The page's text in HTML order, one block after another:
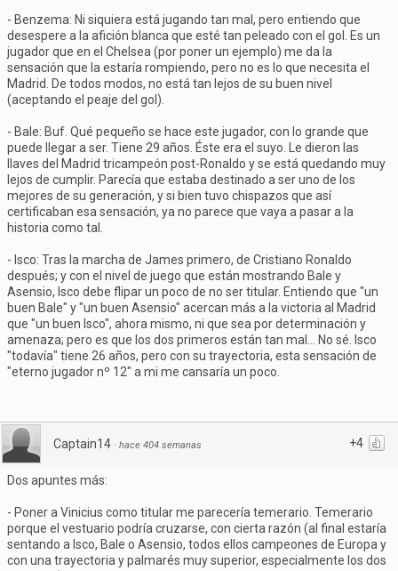
- Benzema: Ni siquiera está jugando tan mal, pero entiendo que
desespere a la afición blanca que esté tan peleado con el gol. Es un
jugador que en el Chelsea (por poner un ejemplo) me da la
sensación que la estaría rompiendo, pero no es lo que necesita el
Madrid. De todos modos, no está tan lejos de su buen nivel
(aceptando el peaje del gol).
- Bale: Buf. Qué pequeño se hace este jugador, con lo grande que
puede llegar a ser. Tiene 29 años. Éste era el suyo. Le dieron las
llaves del Madrid tricampeón post-Ronaldo y se está quedando muy
lejos de cumplir. Parecía que estaba destinado a ser uno de los
mejores de su generación, y si bien tuvo chispazos que así
certificaban esa sensación, ya no parece que vaya a pasar a la
historia como tal.
- Isco: Tras la marcha de James primero, de Cristiano Ronaldo
después; y con el nivel de juego que están mostrando Bale y
Asensio, Isco debe flipar un poco de no ser titular. Entiendo que "un
buen Bale" y "un buen Asensio" acercan más a la victoria al Madrid
que "un buen Isco", ahora mismo, ni que sea por determinación y
amenaza; pero es que los dos primeros están tan mal... No sé. Isco
"todavía" tiene 26 años, pero con su trayectoria, esta sensación de
"eterno jugador nº 12" a mi me cansaría un poco.
+4
Captain14 · hace 404 semanas
Dos apuntes más:
- Poner a Vinicius como titular me parecería temerario. Temerario
porque el vestuario podría cruzarse, con cierta razón (al final estaría
sentando a Isco, Bale o Asensio, todos ellos campeones de Europa y
con una trayectoria y palmarés muy superior, especialmente los dos